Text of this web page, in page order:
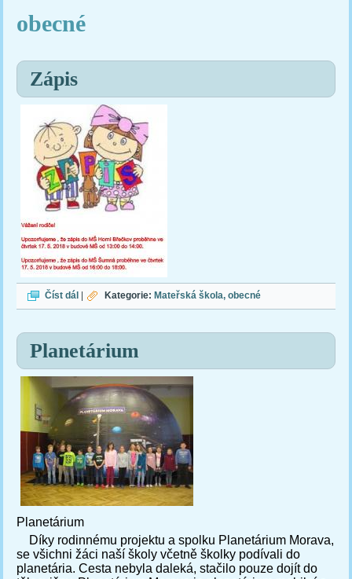
obecné
Zápis
Číst dál Zápis Kategorie: Mateřská škola obecné
Planetárium
Planetárium
Díky rodinnému projektu a spolku Planetárium Morava,
se všichni žáci naší školy včetně školky podívali do
planetária. Cesta nebyla daleká, stačilo pouze dojít do